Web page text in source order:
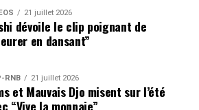
21 juillet 2026
dévoile le clip poignant de
en dansant”
RNB 21 juillet 2026
et Mauvais Djo misent sur l’été
“Vive la monnaie”